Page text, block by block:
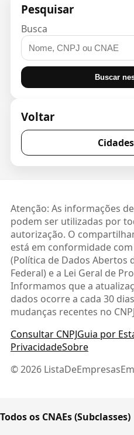
Pesquisar
Busca
Buscar
Voltar
Atenção: As informações
podem ser utilizadas por
autorização. O
está em conformidade
(Política de Dados Abertos
Federal) e a Lei Geral de
Informamos que a
dados ocorre a cada 30
mudanças recentes no
Consultar CNPJGuia por
PrivacidadeSobre
© 2026
Todos os CNAEs (Subclasses)